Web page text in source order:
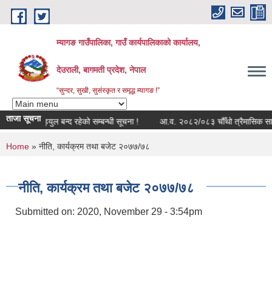
Skip to main content
म्यागङ गाउँपालिका, गाउँ कार्यपालिकाको कार्यालय,
देउराली, बागमती प्रदेश, नेपाल
“सुन्दर, सुखी, सुसंस्कृत र समृद्ध म्यागङ !”
ताजा सूचना
राजश्व मोड्युल बन्द रहेको सम्बन्धी सूचना ! आ.व. २०८२/०८३ चौँथो त्रैमासिक
You are here
Home » नीति, कार्यक्रम तथा बजेट २०७७/७८
नीति, कार्यक्रम तथा बजेट २०७७/७८
Submitted on: 2020, November 29 - 3:54pm